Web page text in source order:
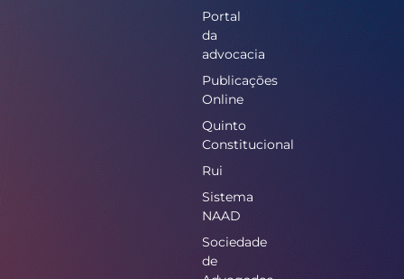
Portal
da
advocacia
Publicações
Online
Quinto
Constitucional
Rui
Sistema
NAAD
Sociedade
de